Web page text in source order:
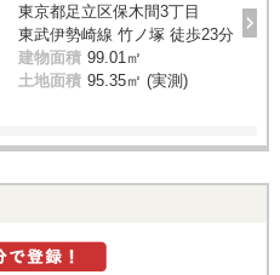
東京都足立区保木間3丁目
東武伊勢崎線 竹ノ塚 徒歩23分
建物面積 99.01㎡
土地面積 95.35㎡ (実測)